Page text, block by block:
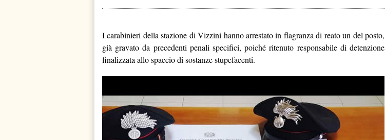
I carabinieri della stazione di Vizzini hanno arrestato in flagranza di reato un del posto,
già gravato da precedenti penali specifici, poiché ritenuto responsabile di detenzione
finalizzata allo spaccio di sostanze stupefacenti.